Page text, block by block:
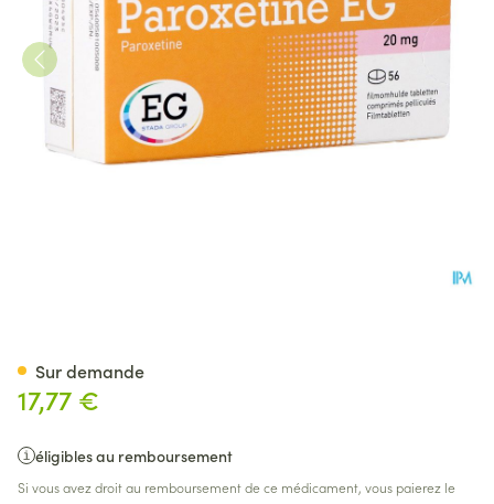
17,77 €
éligibles au remboursement
Si vous avez droit au remboursement de ce médicament, vous paierez le
Sur demande